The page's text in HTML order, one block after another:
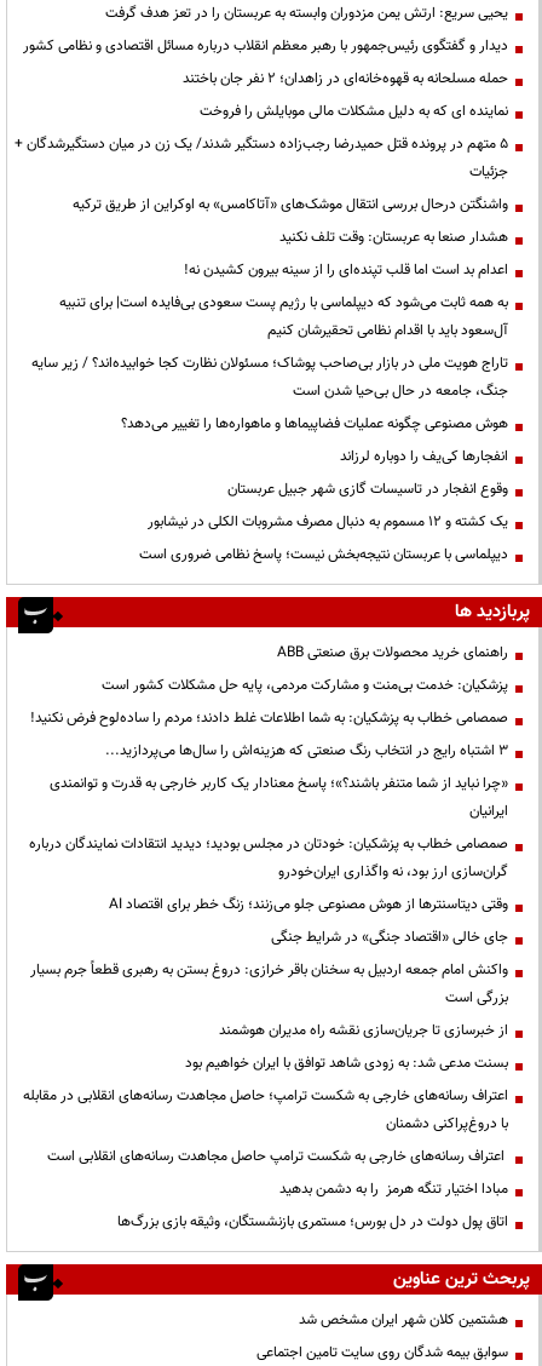
یحیی سریع: ارتش یمن مزدوران وابسته به عربستان را در تعز هدف گرفت
دیدار و گفتگوی رئیس‌جمهور با رهبر معظم انقلاب درباره مسائل اقتصادی و نظامی کشور
حمله مسلحانه به قهوه‌خانه‌ای در زاهدان؛ ۲ نفر جان باختند
نماینده ای که به دلیل مشکلات مالی موبایلش را فروخت
۵ متهم در پرونده قتل حمیدرضا رجب‌زاده دستگیر شدند/ یک زن در میان دستگیرشدگان +
جزئیات
واشنگتن درحال بررسی انتقال موشک‌های «آتاکامس» به اوکراین از طریق ترکیه
هشدار صنعا به عربستان: وقت تلف نکنید
اعدام بد است اما قلب تپنده‌ای را از سینه بیرون کشیدن نه!
به همه ثابت می‌شود که دیپلماسی با رژیم پست سعودی بی‌فایده است| برای تنبیه
آل‌سعود باید با اقدام نظامی تحقیرشان کنیم
تاراج هویت ملی در بازار بی‌صاحب پوشاک؛ مسئولان نظارت کجا خوابیده‌اند؟ / زیر سایه
جنگ، جامعه در حال بی‌حیا شدن است
هوش مصنوعی چگونه عملیات فضاپیماها و ماهواره‌ها را تغییر می‌دهد؟
انفجارها کی‌یف را دوباره لرزاند
وقوع انفجار در تاسیسات گازی شهر جبیل عربستان
یک کشته و ۱۲ مسموم به دنبال مصرف مشروبات الکلی در نیشابور
دیپلماسی با عربستان نتیجه‌بخش نیست؛ پاسخ نظامی ضروری است
پربازدید ها
راهنمای خرید محصولات برق صنعتی ABB
پزشکیان: خدمت بی‌منت و مشارکت مردمی، پایه حل مشکلات کشور است
صمصامی خطاب به پزشکیان: به شما اطلاعات غلط دادند؛ مردم را ساده‌لوح فرض نکنید!
3 اشتباه رایج در انتخاب رنگ صنعتی که هزینه‌اش را سال‌ها می‌پردازید...
«چرا نباید از شما متنفر باشند؟»؛ پاسخ معنادار یک کاربر خارجی به قدرت و توانمندی
ایرانیان
صمصامی خطاب به پزشکیان: خودتان در مجلس بودید؛ دیدید انتقادات نمایندگان درباره
گران‌سازی ارز بود، نه واگذاری ایران‌خودرو
وقتی دیتاسنترها از هوش مصنوعی جلو می‌زنند؛ زنگ خطر برای اقتصاد AI
جای خالی «اقتصاد جنگی» در شرایط جنگی
واکنش امام جمعه اردبیل به سخنان باقر خرازی: دروغ بستن به رهبری قطعاً جرم بسیار
بزرگی است
از خبرسازی تا جریان‌سازی نقشه راه مدیران هوشمند
بسنت مدعی شد: به زودی شاهد توافق با ایران خواهیم بود
اعتراف رسانه‌های خارجی به شکست ترامپ؛ حاصل مجاهدت رسانه‌های انقلابی در مقابله
با دروغ‌پراکنی دشمنان
اعتراف رسانه‌های خارجی به شکست ترامپ حاصل مجاهدت رسانه‌های انقلابی است
مبادا اختیار تنگه هرمز را به دشمن بدهید
اتاق پول دولت در دل بورس؛ مستمری بازنشستگان، وثیقه بازی بزرگ‌ها
پربحث ترین عناوین
هشتمین کلان شهر ایران مشخص شد
سوابق بیمه شدگان روی سایت تامین اجتماعی